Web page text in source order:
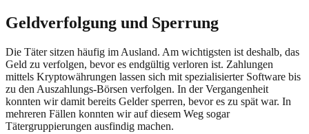
Geldverfolgung und Sperrung
Die Täter sitzen häufig im Ausland. Am wichtigsten ist deshalb, das
Geld zu verfolgen, bevor es endgültig verloren ist. Zahlungen
mittels Kryptowährungen lassen sich mit spezialisierter Software bis
zu den Auszahlungs-Börsen verfolgen. In der Vergangenheit
konnten wir damit bereits Gelder sperren, bevor es zu spät war. In
mehreren Fällen konnten wir auf diesem Weg sogar
Tätergruppierungen ausfindig machen.